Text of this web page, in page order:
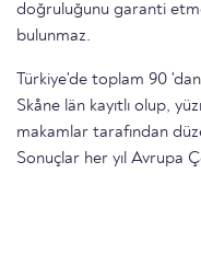
doğruluğunu garanti
bulunmaz.
Türkiye'de toplam 90 'dan
Skåne län kayıtlı olup,
makamlar tarafından
Sonuçlar her yıl Avrupa